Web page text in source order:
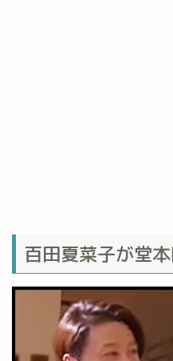
百田夏菜子が堂本